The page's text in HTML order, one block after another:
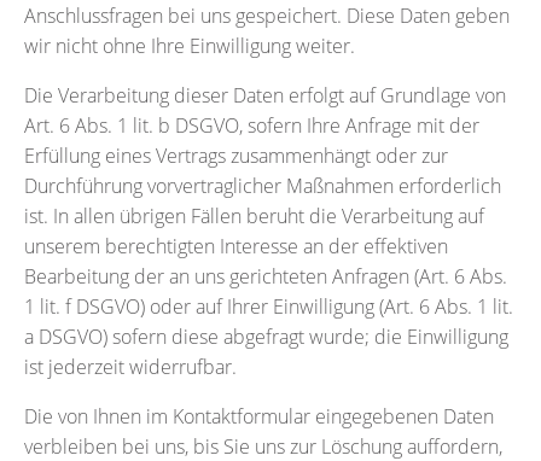
Anschlussfragen bei uns gespeichert. Diese Daten geben
wir nicht ohne Ihre Einwilligung weiter.
Die Verarbeitung dieser Daten erfolgt auf Grundlage von
Art. 6 Abs. 1 lit. b DSGVO, sofern Ihre Anfrage mit der
Erfüllung eines Vertrags zusammenhängt oder zur
Durchführung vorvertraglicher Maßnahmen erforderlich
ist. In allen übrigen Fällen beruht die Verarbeitung auf
unserem berechtigten Interesse an der effektiven
Bearbeitung der an uns gerichteten Anfragen (Art. 6 Abs.
1 lit. f DSGVO) oder auf Ihrer Einwilligung (Art. 6 Abs. 1 lit.
a DSGVO) sofern diese abgefragt wurde; die Einwilligung
ist jederzeit widerrufbar.
Die von Ihnen im Kontaktformular eingegebenen Daten
verbleiben bei uns, bis Sie uns zur Löschung auffordern,